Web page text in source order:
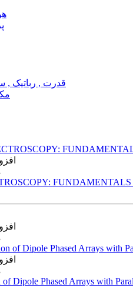
قدرت , رباتیک ,
of Dipole Phased Arrays with